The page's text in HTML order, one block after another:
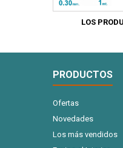
LOS
PRODUCTOS
Ofertas
Novedades
Los más vendidos